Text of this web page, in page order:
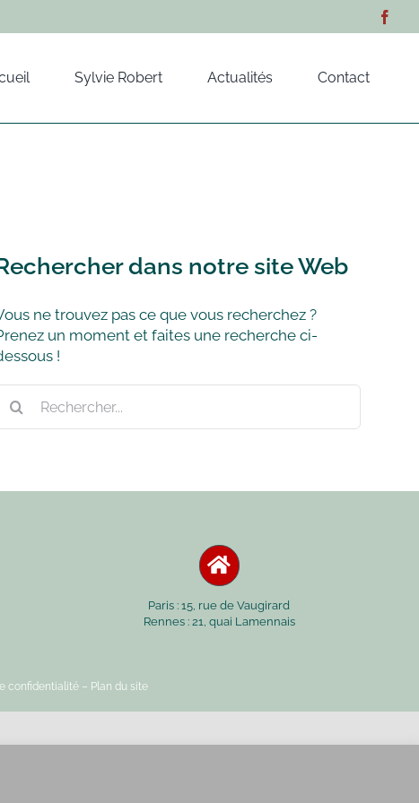
Sylvie Robert Actualités Contact
dans notre site Web
ne trouvez pas ce que vous recherchez ?
un moment et faites une recherche ci-
!
Paris : 15, rue de Vaugirard
Rennes : 21, quai Lamennais
confidentialité – Plan du site